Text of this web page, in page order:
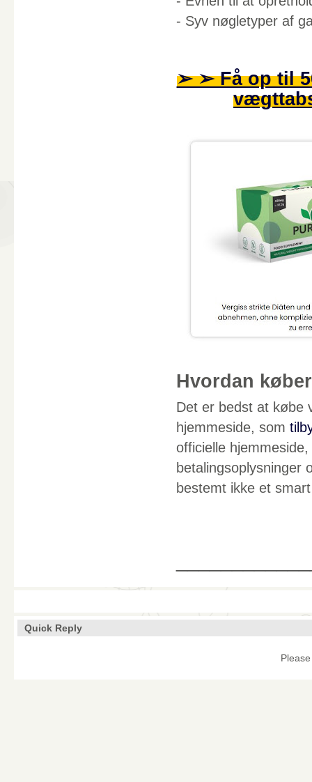
- Syv nøgletyper af
➢ ➢ Få op til
Hvordan
Det er bedst at købe
hjemmeside, som
officielle
betalingsoplysninger
bestemt ikke et
Quick Reply